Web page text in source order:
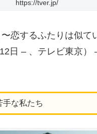
https://tver.jp/
恋するふたりは似て
日 – 、テレビ東京）
手な私たち